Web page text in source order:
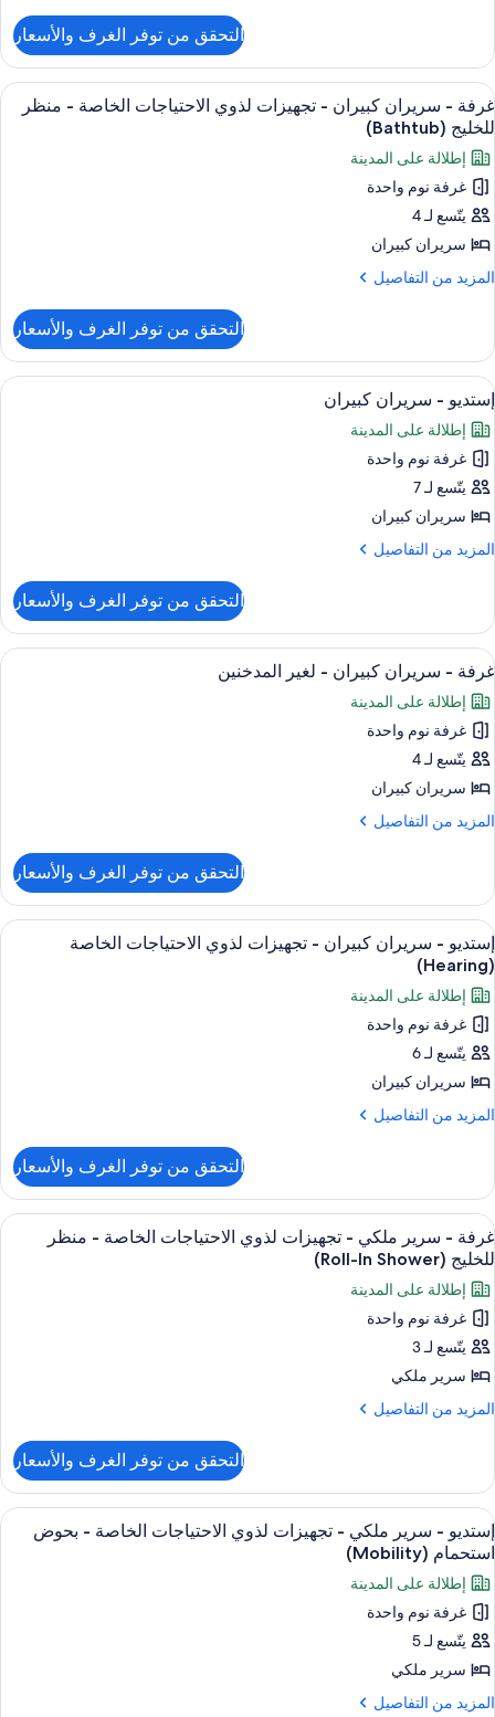
للخليج
إستديو
سريران
كبيران
منظر
للخليج
التحقق من توفر الغرف والأسعار
استعراض
جميع
صور
غرفة
-
سريران
كبيران
-
الاحتياجات
الخاصة
-
منظر
للخليج
أغطية فراش متميزة وألحفة محشوة
3
غرفة - سريران كبيران - تجهيزات لذوي الاحتياجات الخاصة - منظر
للخليج (Bathtub)
إطلالة على المدينة
غرفة نوم واحدة
يتّسع لـ 4
سريران كبيران
المزيد من التفاصيل
المزيد
غرفة
سريران
كبيران
-
تجهيزات
لذوي
الاحتياجات
الخاصة
منظر
التحقق من توفر الغرف والأسعار
استعراض
جميع
صور
إستديو
-
سريران
كبيران
أغطية فراش متميزة وألحفة محشوة
9
إستديو - سريران كبيران
إطلالة على المدينة
غرفة نوم واحدة
يتّسع لـ 7
سريران كبيران
المزيد من التفاصيل
المزيد
إستديو
سريران
كبيران
التحقق من توفر الغرف والأسعار
استعراض
جميع
صور
غرفة
-
سريران
كبيران
المدخنين
أغطية فراش متميزة وألحفة محشوة
3
غرفة - سريران كبيران - لغير المدخنين
إطلالة على المدينة
غرفة نوم واحدة
يتّسع لـ 4
سريران كبيران
المزيد من التفاصيل
المزيد
غرفة
سريران
كبيران
-
لغير
المدخنين
التحقق من توفر الغرف والأسعار
استعراض
جميع
صور
إستديو
-
سريران
كبيران
-
الاحتياجات
الخاصة
(Hearing)
أغطية فراش متميزة وألحفة محشوة
6
إستديو - سريران كبيران - تجهيزات لذوي الاحتياجات الخاصة
(Hearing)
إطلالة على المدينة
غرفة نوم واحدة
يتّسع لـ 6
سريران كبيران
المزيد من التفاصيل
المزيد
إستديو
سريران
كبيران
تجهيزات
لذوي
الاحتياجات
الخاصة
التحقق من توفر الغرف والأسعار
استعراض
جميع
صور
غرفة
-
سرير
ملكي
-
الاحتياجات
الخاصة
-
منظر
للخليج
(Roll-
In
Shower)
أغطية فراش متميزة وألحفة محشوة
3
غرفة - سرير ملكي - تجهيزات لذوي الاحتياجات الخاصة - منظر
للخليج (Roll-In Shower)
إطلالة على المدينة
غرفة نوم واحدة
يتّسع لـ 3
سرير ملكي
المزيد من التفاصيل
المزيد
غرفة
سرير
ملكي
تجهيزات
لذوي
الاحتياجات
الخاصة
-
للخليج
التحقق من توفر الغرف والأسعار
استعراض
جميع
صور
إستديو
-
سرير
ملكي
-
أغطية فراش متميزة وألحفة محشوة
3
إستديو - سرير ملكي - تجهيزات لذوي الاحتياجات الخاصة - بحوض
استحمام (Mobility)
إطلالة على المدينة
غرفة نوم واحدة
يتّسع لـ 5
سرير ملكي
المزيد من التفاصيل
المزيد